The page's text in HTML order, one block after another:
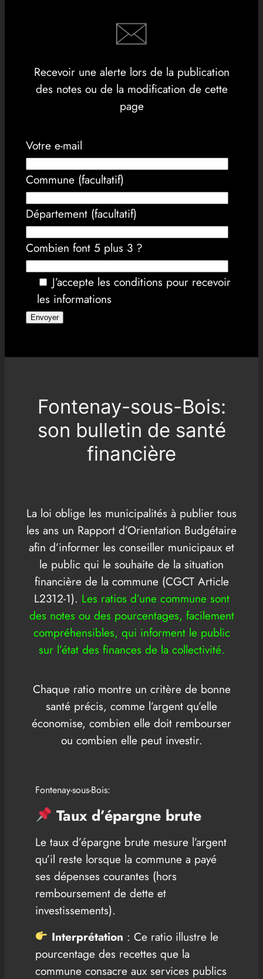
Recevoir une alerte lors de la publication
des notes ou de la modification de cette
page
Votre e-mail
Commune (facultatif)
Département (facultatif)
Combien font 5 plus 3 ?
J’accepte les conditions pour recevoir
les informations
Fontenay-sous-Bois:
son bulletin de santé
financière
La loi oblige les municipalités à publier tous
les ans un Rapport d’Orientation Budgétaire
afin d’informer les conseiller municipaux et
le public qui le souhaite de la situation
financière de la commune (CGCT Article
L2312-1). Les ratios d’une commune sont
des notes ou des pourcentages, facilement
compréhensibles, qui informent le public
sur l’état des finances de la collectivité.
Chaque ratio montre un critère de bonne
santé précis, comme l’argent qu’elle
économise, combien elle doit rembourser
ou combien elle peut investir.
Fontenay-sous-Bois:
Taux d’épargne brute
Le taux d’épargne brute mesure l’argent
qu’il reste lorsque la commune a payé
ses dépenses courantes (hors
remboursement de dette et
investissements).
Interprétation : Ce ratio illustre le
pourcentage des recettes que la
commune consacre aux services publics